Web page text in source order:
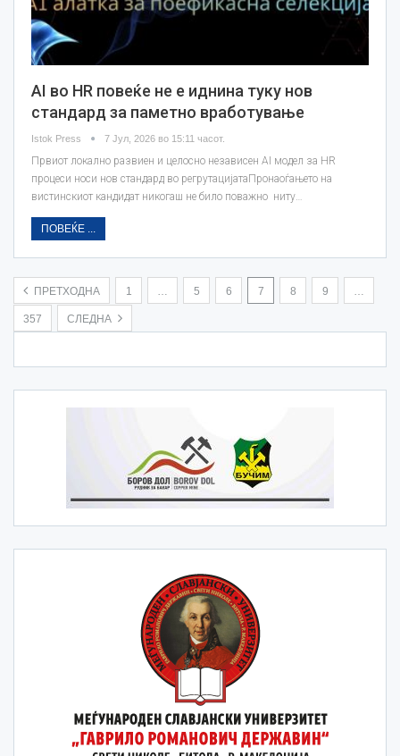
AI во HR повеќе не е иднина туку нов
стандард за паметно вработување
Istok Press 7 Јул, 2026 во 15:11 часот.
Првиот локално развиен и целосно независен AI модел за HR
процеси носи нов стандард во регрутацијатаПронаоѓањето на
вистинскиот кандидат никогаш не било поважно ниту…
ПОВЕЌЕ ...
ПРЕТХОДНА 1 … 5 6 7 8 9 …
357 СЛЕДНА